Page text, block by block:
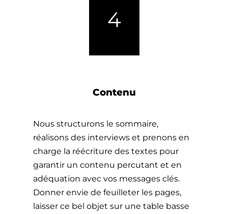
4
Contenu
Nous structurons le sommaire,
réalisons des interviews et prenons en
charge la réécriture des textes pour
garantir un contenu percutant et en
adéquation avec vos messages clés.
Donner envie de feuilleter les pages,
laisser ce bel objet sur une table basse